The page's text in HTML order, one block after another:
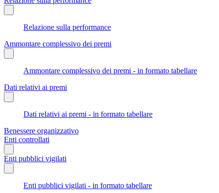
Relazione sulla performance
Ammontare complessivo dei premi
Ammontare complessivo dei premi - in formato tabellare
Dati relativi ai premi
Dati relativi ai premi - in formato tabellare
Benessere organizzativo
Enti controllati
Enti pubblici vigilati
Enti pubblici vigilati - in formato tabellare